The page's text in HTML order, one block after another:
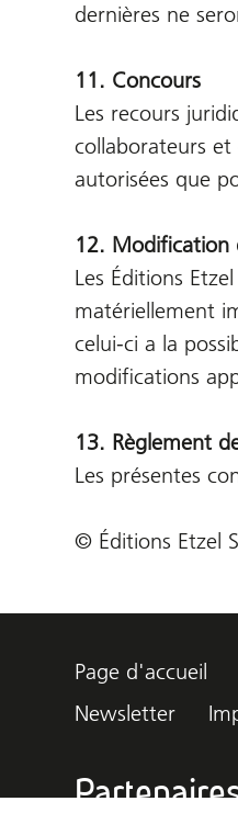
dernières ne
11. Concours
Les recours
collaborateurs et
autorisées que
12. Modification
Les Éditions
matériellement
celui-ci a la
modifications
13. Règlement
Les présentes
© Éditions Etzel
Page d'accueil
Newsletter